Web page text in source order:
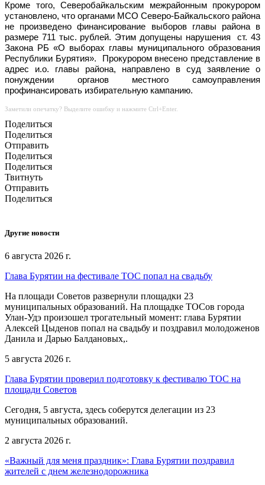
Кроме того, Северобайкальским межрайонным прокурором
установлено, что органами МСО Северо-Байкальского района
не произведено финансирование выборов главы района в
размере 711 тыс. рублей. Этим допущены нарушения
ст. 43
Закона РБ «О выборах главы муниципального образования
Республики Бурятия».
Прокурором внесено представление в
адрес и.о. главы района, направлено в суд заявление о
понуждении органов местного самоуправления
профинансировать избирательную кампанию.
Заметили опечатку? Выделите ошибку и нажмите Ctrl+Enter.
Поделиться
Поделиться
Отправить
Поделиться
Поделиться
Твитнуть
Отправить
Поделиться
Другие новости
6 августа 2026 г.
Глава Бурятии на фестивале ТОС попал на свадьбу
На площади Советов развернули площадки 23
муниципальных образований. На площадке ТОСов города
Улан-Удэ произошел трогательный момент: глава Бурятии
Алексей Цыденов попал на свадьбу и поздравил молодоженов
Данила и Дарью Балдановых,.
5 августа 2026 г.
Глава Бурятии проверил подготовку к фестивалю ТОС на
площади Советов
Сегодня, 5 августа, здесь соберутся делегации из 23
муниципальных образований.
2 августа 2026 г.
«Важный для меня праздник»: Глава Бурятии поздравил
жителей с днем железнодорожника